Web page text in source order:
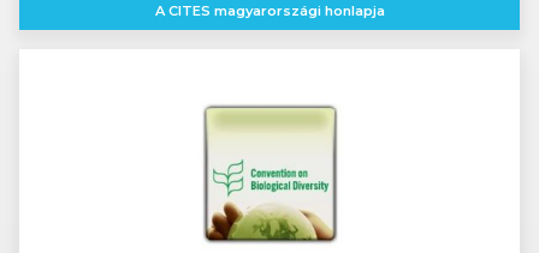
A CITES magyarországi honlapja